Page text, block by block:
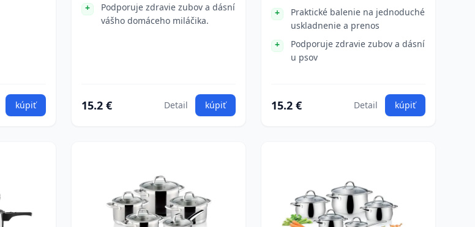
kúpiť
Podporuje zdravie zubov a dásní
vášho domáceho miláčika.
15.2 € Detail kúpiť
Praktické balenie na jednoduché
uskladnenie a prenos
Podporuje zdravie zubov a dásní
u psov
15.2 € Detail kúpiť